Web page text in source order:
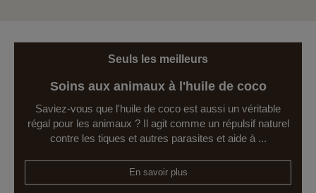
Seuls les meilleurs
Soins aux animaux à l'huile de coco
Saviez-vous que l'huile de coco est aussi un véritable
régal pour les animaux ? Il agit comme un répulsif naturel
contre les tiques et autres parasites et aide à ...
En savoir plus